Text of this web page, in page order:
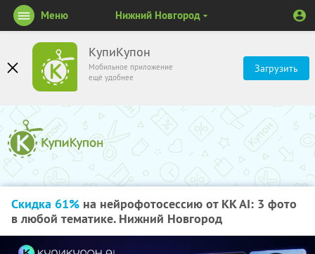
КупиКупон
Мобильное приложение
ещё удобнее
Загрузить
Меню Нижний Новгород
Скидка 61% на нейрофотосессию от KK AI: 3 фото
в любой тематике. Нижний Новгород